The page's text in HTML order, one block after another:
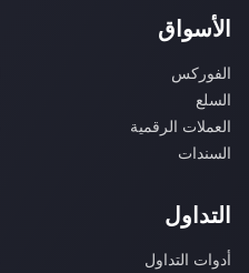
الأسواق
الفوركس
السلع
العملات الرقمية
السندات
التداول
أدوات التداول